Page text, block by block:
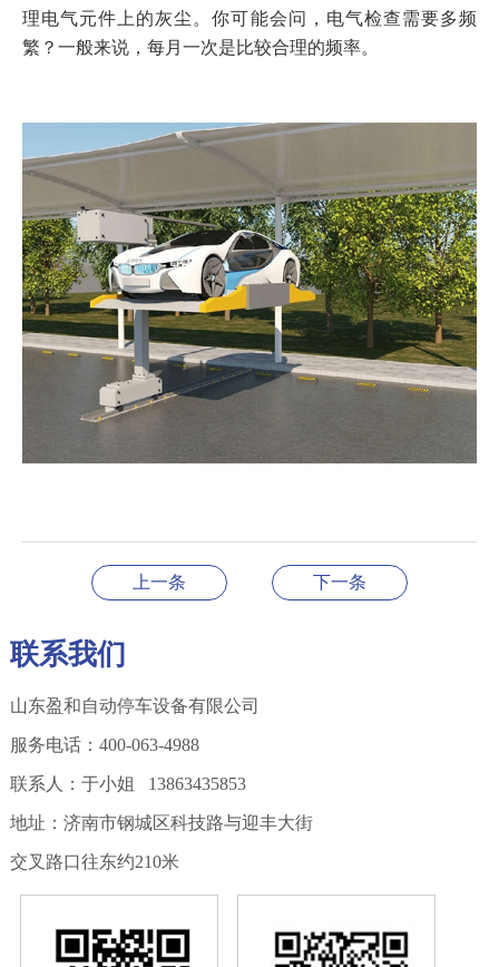
理电气元件上的灰尘。你可能会问，电气检查需要多频
繁？一般来说，每月一次是比较合理的频率。
上一条 下一条
联系我们
山东盈和自动停车设备有限公司
服务电话：400-063-4988
联系人：于小姐 13863435853
地址：济南市钢城区科技路与迎丰大街
交叉路口往东约210米